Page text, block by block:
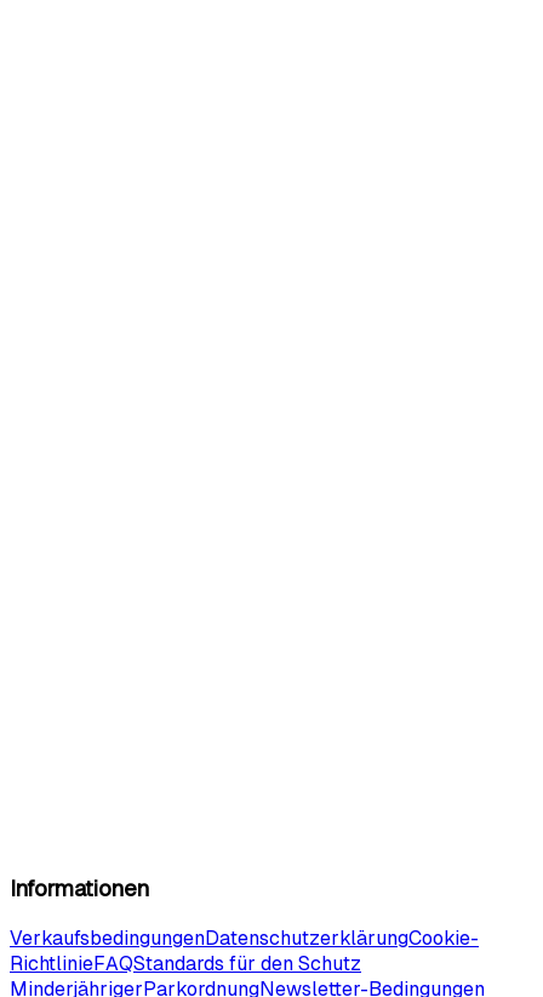
Informationen
VerkaufsbedingungenDatenschutzerklärungCookie-
RichtlinieFAQStandards für den Schutz
MinderjährigerParkordnungNewsletter-Bedingungen